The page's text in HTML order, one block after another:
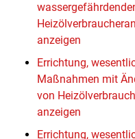
anzeigen
Errichtung,
Maßnahmen mit
von
anzeigen
Errichtung,